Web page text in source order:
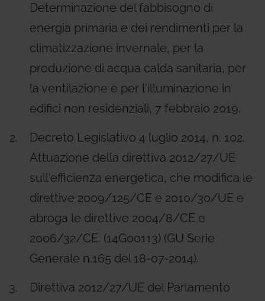
Determinazione del fabbisogno di
energia primaria e dei rendimenti per la
climatizzazione invernale, per la
produzione di acqua calda sanitaria, per
la ventilazione e per l'illuminazione in
edifici non residenziali, 7 febbraio 2019.
Decreto Legislativo 4 luglio 2014, n. 102.
Attuazione della direttiva 2012/27/UE
sull'efficienza energetica, che modifica le
direttive 2009/125/CE e 2010/30/UE e
abroga le direttive 2004/8/CE e
2006/32/CE. (14G00113) (GU Serie
Generale n.165 del 18-07-2014).
Direttiva 2012/27/UE del Parlamento